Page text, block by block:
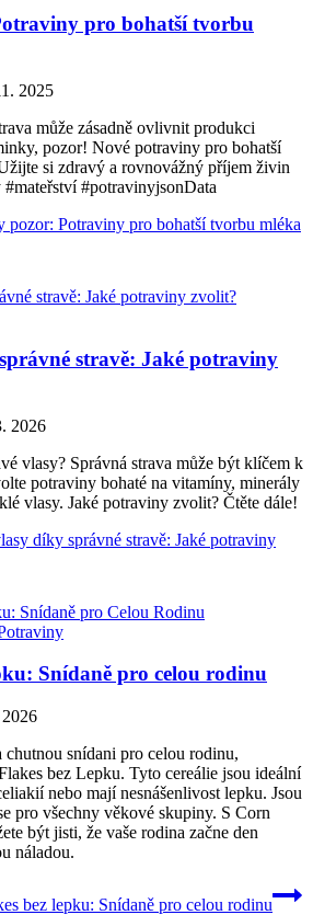
pro bohatší tvorbu
2025
může zásadně ovlivnit produkci
pozor! Nové potraviny pro bohatší
si zdravý a rovnovážný příjem živin
#potravinyjsonData
pozor: Potraviny pro bohatší tvorbu mléka
stravě: Jaké potraviny
2026
vlasy? Správná strava může být klíčem k
potraviny bohaté na vitamíny, minerály
vlasy. Jaké potraviny zvolit? Čtěte dále!
díky správné stravě: Jaké potraviny
Snídaně pro celou rodinu
chutnou snídani pro celou rodinu,
bez Lepku. Tyto cereálie jsou ideální
nebo mají nesnášenlivost lepku. Jsou
pro všechny věkové skupiny. S Corn
být jisti, že vaše rodina začne den
náladou.
bez lepku: Snídaně pro celou rodinu